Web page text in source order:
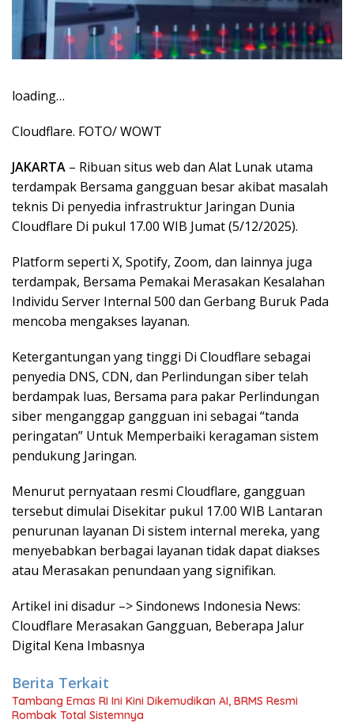
loading…
Cloudflare. FOTO/ WOWT
JAKARTA – Ribuan situs web dan Alat Lunak utama
terdampak Bersama gangguan besar akibat masalah
teknis Di penyedia infrastruktur Jaringan Dunia
Cloudflare Di pukul 17.00 WIB Jumat (5/12/2025).
Platform seperti X, Spotify, Zoom, dan lainnya juga
terdampak, Bersama Pemakai Merasakan Kesalahan
Individu Server Internal 500 dan Gerbang Buruk Pada
mencoba mengakses layanan.
Ketergantungan yang tinggi Di Cloudflare sebagai
penyedia DNS, CDN, dan Perlindungan siber telah
berdampak luas, Bersama para pakar Perlindungan
siber menganggap gangguan ini sebagai “tanda
peringatan” Untuk Memperbaiki keragaman sistem
pendukung Jaringan.
Menurut pernyataan resmi Cloudflare, gangguan
tersebut dimulai Disekitar pukul 17.00 WIB Lantaran
penurunan layanan Di sistem internal mereka, yang
menyebabkan berbagai layanan tidak dapat diakses
atau Merasakan penundaan yang signifikan.
Artikel ini disadur –> Sindonews Indonesia News:
Cloudflare Merasakan Gangguan, Beberapa Jalur
Digital Kena Imbasnya
Berita Terkait
Tambang Emas RI Ini Kini Dikemudikan AI, BRMS Resmi
Rombak Total Sistemnya